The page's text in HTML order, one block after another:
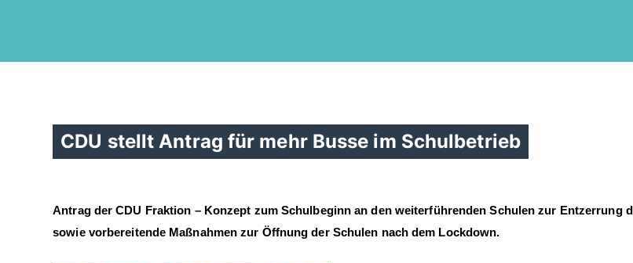
CDU stellt Antrag für mehr Busse im Schulbetrieb
Antrag der CDU Fraktion – Konzept zum Schulbeginn an den weiterführenden Schulen zur Entzerrung
sowie vorbereitende Maßnahmen zur Öffnung der Schulen nach dem Lockdown.